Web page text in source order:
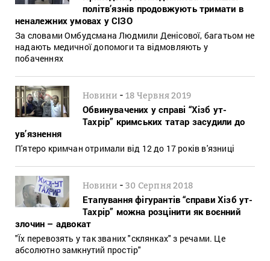
політв’язнів продовжують тримати в
неналежних умовах у СІЗО
За словами Омбудсмана Людмили Денісової, багатьом не
надають медичної допомоги та відмовляють у
побаченнях
Новини -18 Червня 2019
Обвинувачених у справі “Хізб ут-
Тахрір” кримських татар засудили до
ув’язнення
П'ятеро кримчан отримали від 12 до 17 років в'язниці
Новини -30 Серпня 2018
Етапування фігурантів “справи Хізб ут-
Тахрір” можна розцінити як воєнний
злочин – адвокат
"Їх перевозять у так званих "склянках" з речами. Це
абсолютно замкнутий простір"